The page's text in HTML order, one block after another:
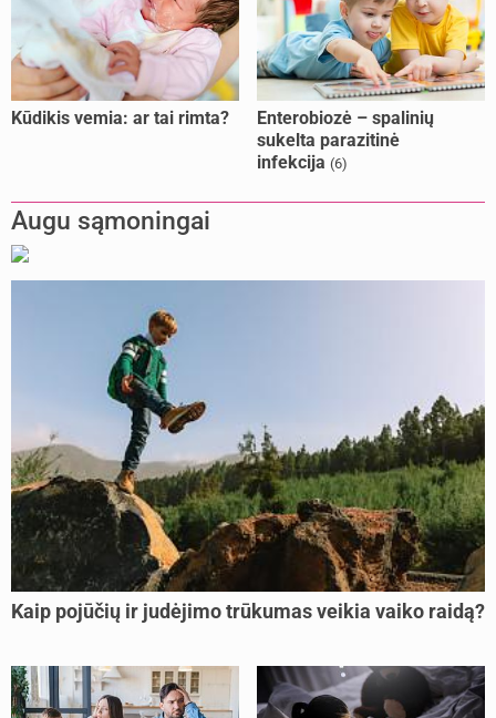
Kūdikis vemia: ar tai rimta?
Enterobiozė – spalinių
sukelta parazitinė
infekcija (6)
Augu sąmoningai
Kaip pojūčių ir judėjimo trūkumas veikia vaiko raidą?